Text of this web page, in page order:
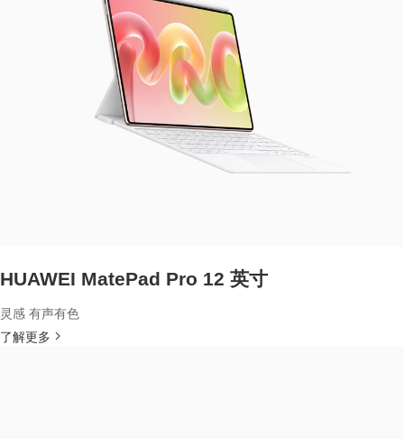
HUAWEI MatePad Pro 12 英寸
灵感 有声有色
了解更多